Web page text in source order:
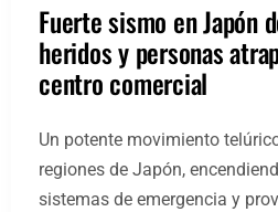
Fuerte sismo en Japón
heridos y personas
centro comercial
Un potente movimiento
regiones de Japón,
sistemas de emergencia y